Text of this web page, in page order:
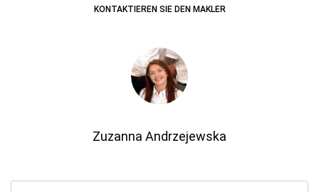
KONTAKTIEREN SIE DEN MAKLER
Zuzanna Andrzejewska